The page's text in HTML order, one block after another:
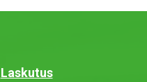
Laskutus